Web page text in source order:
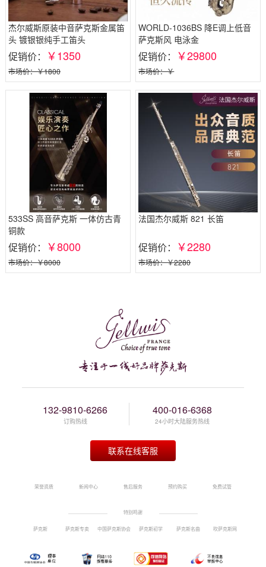
杰尔威斯原装中音萨克斯金属笛
头 镀银银纯手工笛头
促销价： ￥1350
市场价：￥1800
WORLD-1036BS 降E调上低音
萨克斯风 电泳金
促销价： ￥29800
市场价：￥
533SS 高音萨克斯 一体仿古青
铜款
促销价： ￥8000
市场价：￥8000
法国杰尔威斯 821 长笛
促销价： ￥2280
市场价：￥2280
132-9810-6266
订购热线
400-016-6368
24小时大陆服务热线
联系在线客服
荣誉资质 新闻中心 售后服务 预约购买 免费试管
特别鸣谢
萨克斯 萨克斯专卖 中国萨克斯协会 萨克斯初学 萨克斯名曲 吹萨克斯网